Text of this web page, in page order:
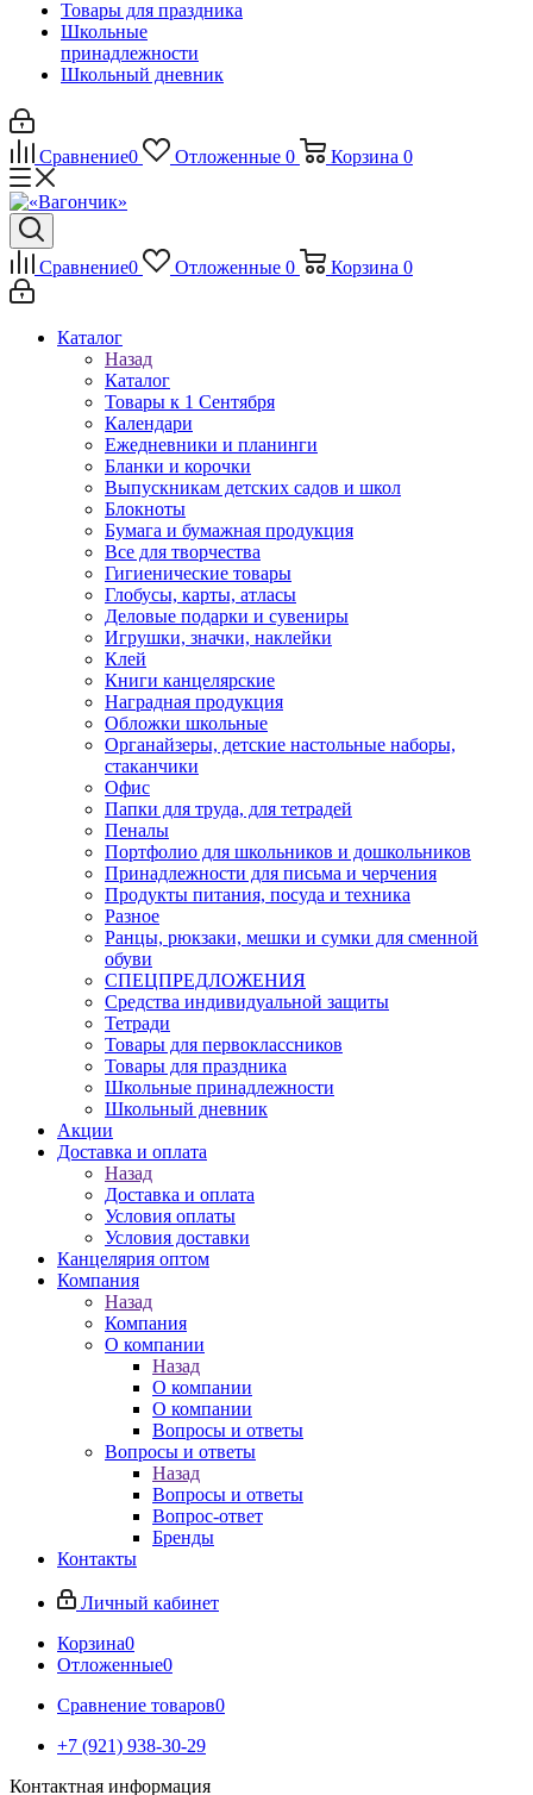
Товары для праздника
Школьные
принадлежности
Школьный дневник
Сравнение0 Отложенные 0 Корзина 0
Сравнение0 Отложенные 0 Корзина 0
Каталог
Назад
Каталог
Товары к 1 Сентября
Календари
Ежедневники и планинги
Бланки и корочки
Выпускникам детских садов и школ
Блокноты
Бумага и бумажная продукция
Все для творчества
Гигиенические товары
Глобусы, карты, атласы
Деловые подарки и сувениры
Игрушки, значки, наклейки
Клей
Книги канцелярские
Наградная продукция
Обложки школьные
Органайзеры, детские настольные наборы,
стаканчики
Офис
Папки для труда, для тетрадей
Пеналы
Портфолио для школьников и дошкольников
Принадлежности для письма и черчения
Продукты питания, посуда и техника
Разное
Ранцы, рюкзаки, мешки и сумки для сменной
обуви
СПЕЦПРЕДЛОЖЕНИЯ
Средства индивидуальной защиты
Тетради
Товары для первоклассников
Товары для праздника
Школьные принадлежности
Школьный дневник
Акции
Доставка и оплата
Назад
Доставка и оплата
Условия оплаты
Условия доставки
Канцелярия оптом
Компания
Назад
Компания
О компании
Назад
О компании
О компании
Вопросы и ответы
Вопросы и ответы
Назад
Вопросы и ответы
Вопрос-ответ
Бренды
Контакты
Личный кабинет
Корзина0
Отложенные0
Сравнение товаров0
+7 (921) 938-30-29
Контактная информация